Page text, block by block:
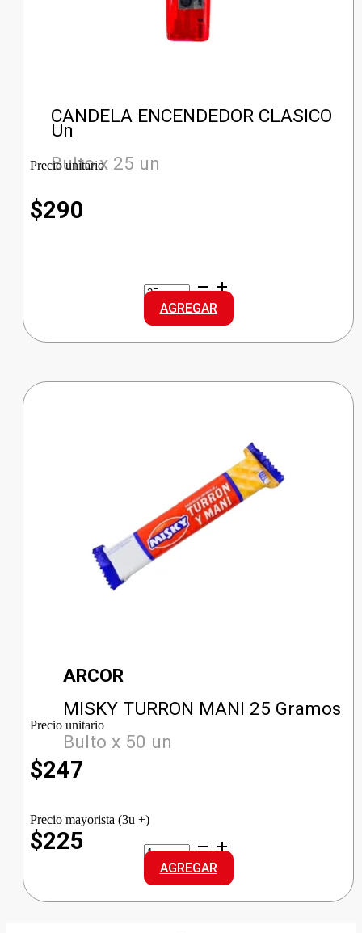
CANDELA ENCENDEDOR CLASICO
Un
Bulto x 25 un
Precio unitario
$290
CANDELA
ENCENDEDOR
CLASICO
cantidad
AGREGAR
ARCOR
MISKY TURRON MANI 25 Gramos
Bulto x 50 un
Precio unitario
$247
Precio mayorista (3u +)
$225
MISKY
TURRON
MANI
cantidad
AGREGAR